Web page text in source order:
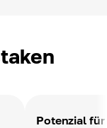
Potenzial